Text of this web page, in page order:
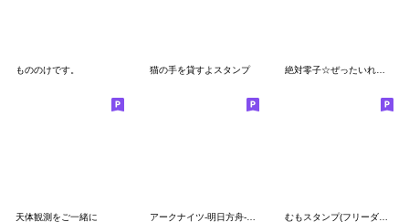
もののけです。 猫の手を貸すよスタンプ 絶対零子☆ぜったいれいこ スタンプ
天体観測をご一緒に アークナイツ-明日方舟-秋の大感謝祭2021 むもスタンプ(フリーダムボーイ)